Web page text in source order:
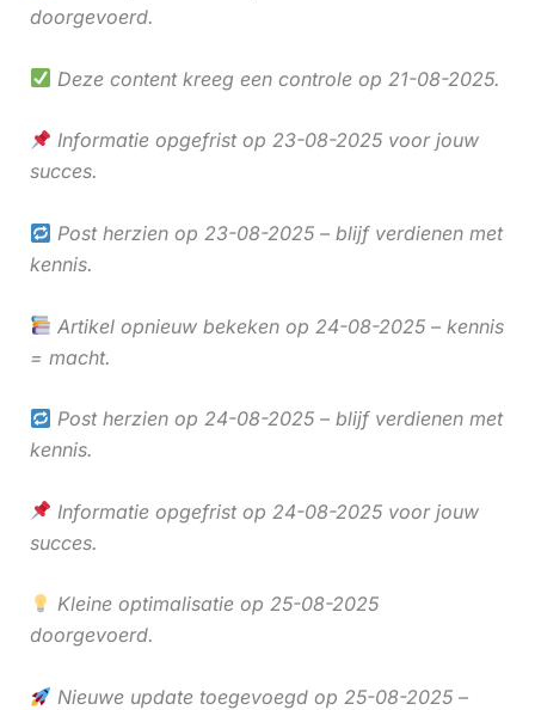
doorgevoerd.
Deze content kreeg een controle op 21-08-2025.
Informatie opgefrist op 23-08-2025 voor jouw
succes.
Post herzien op 23-08-2025 – blijf verdienen met
kennis.
Artikel opnieuw bekeken op 24-08-2025 – kennis
= macht.
Post herzien op 24-08-2025 – blijf verdienen met
kennis.
Informatie opgefrist op 24-08-2025 voor jouw
succes.
Kleine optimalisatie op 25-08-2025
doorgevoerd.
Nieuwe update toegevoegd op 25-08-2025 –